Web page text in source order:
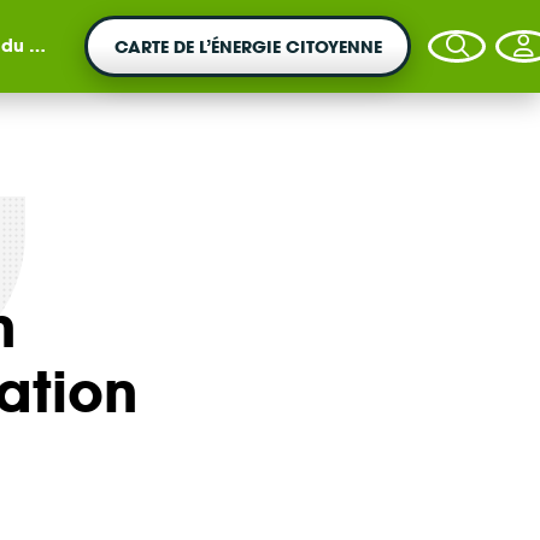
CARTE DE L’ÉNERGIE CITOYENNE